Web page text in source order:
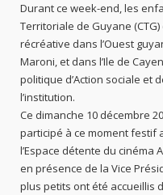
Durant ce week-end, les
Territoriale de Guyane
récréative dans l’Ouest
Maroni, et dans l’Ile de
politique d’Action sociale et
l’institution.
Ce dimanche 10 décembre
participé à ce moment festif
l’Espace détente du cinéma
en présence de la Vice
plus petits ont été accueillis